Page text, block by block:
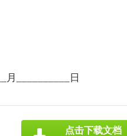
月__________日
点击下载文档